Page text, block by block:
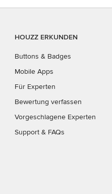
HOUZZ ERKUNDEN
Buttons & Badges
Mobile Apps
Für Experten
Bewertung verfassen
Vorgeschlagene Experten
Support & FAQs